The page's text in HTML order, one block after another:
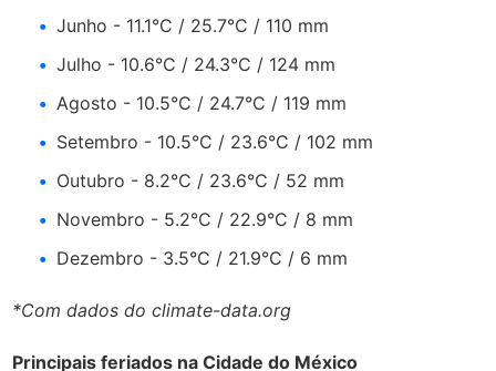
Junho - 11.1°C / 25.7°C / 110 mm
Julho - 10.6°C / 24.3°C / 124 mm
Agosto - 10.5°C / 24.7°C / 119 mm
Setembro - 10.5°C / 23.6°C / 102 mm
Outubro - 8.2°C / 23.6°C / 52 mm
Novembro - 5.2°C / 22.9°C / 8 mm
Dezembro - 3.5°C / 21.9°C / 6 mm
*Com dados doclimate-data.org
Principais feriados na Cidade do México